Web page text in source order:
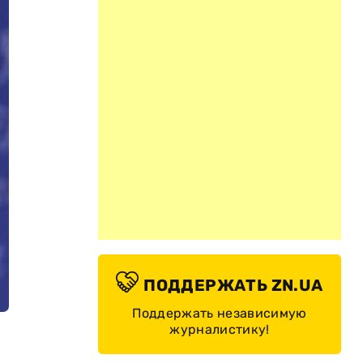
ПОДДЕРЖАТЬ ZN.UA
Поддержать независимую
журналистику!